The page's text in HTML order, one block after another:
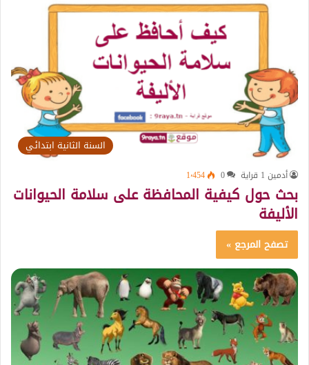
السنة الثانية ابتدائي
أدمين 1 قراية 0 1٬454
بحث حول كيفية المحافظة على سلامة الحيوانات
الأليفة
تصفح المرجع »